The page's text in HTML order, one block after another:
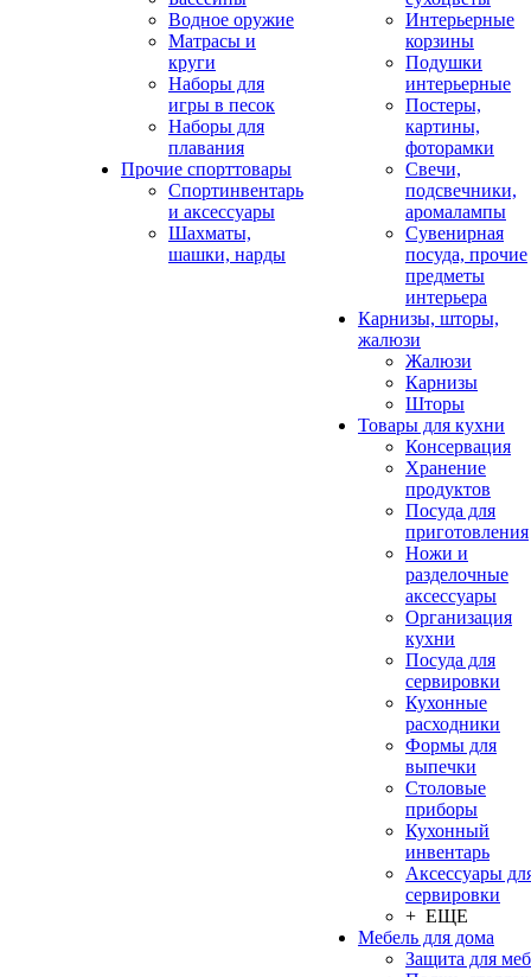
Водное оружие
Матрасы и
круги
Наборы для
игры в песок
Наборы для
плавания
Прочие спорттовары
Спортинвентарь
и аксессуары
Шахматы,
шашки, нарды
Интерьерные
корзины
Подушки
интерьерные
Постеры,
картины,
фоторамки
Свечи,
подсвечники,
аромалампы
Сувенирная
посуда, прочие
предметы
интерьера
Карнизы, шторы,
жалюзи
Жалюзи
Карнизы
Шторы
Товары для кухни
Консервация
Хранение
продуктов
Посуда для
приготовления
Ножи и
разделочные
аксессуары
Организация
кухни
Посуда для
сервировки
Кухонные
расходники
Формы для
выпечки
Столовые
приборы
Кухонный
инвентарь
Аксессуары
сервировки
+ ЕЩЕ
Мебель для дома
Защита для